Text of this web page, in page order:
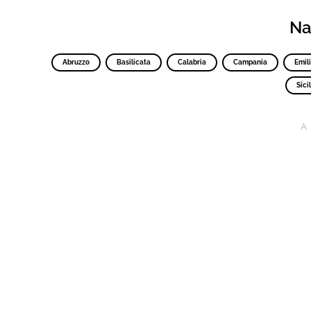
Abruzzo Basilicata Calabria Campania
A